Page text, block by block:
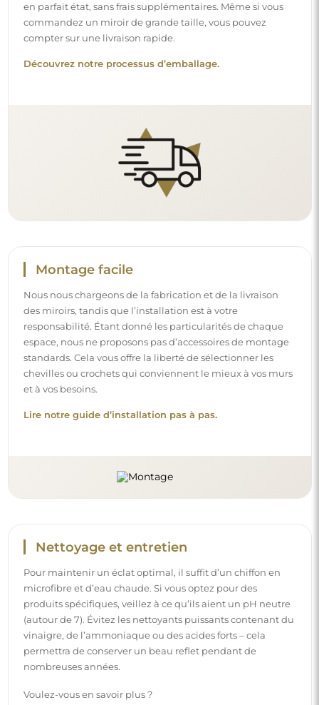
en parfait état, sans frais supplémentaires. Même si vous
commandez un miroir de grande taille, vous pouvez
compter sur une livraison rapide.
Découvrez notre processus d’emballage.
Montage facile
Nous nous chargeons de la fabrication et de la livraison
des miroirs, tandis que l’installation est à votre
responsabilité. Étant donné les particularités de chaque
espace, nous ne proposons pas d’accessoires de montage
standards. Cela vous offre la liberté de sélectionner les
chevilles ou crochets qui conviennent le mieux à vos murs
et à vos besoins.
Lire notre guide d’installation pas à pas.
Nettoyage et entretien
Pour maintenir un éclat optimal, il suffit d’un chiffon en
microfibre et d’eau chaude. Si vous optez pour des
produits spécifiques, veillez à ce qu’ils aient un pH neutre
(autour de 7). Évitez les nettoyants puissants contenant du
vinaigre, de l’ammoniaque ou des acides forts – cela
permettra de conserver un beau reflet pendant de
nombreuses années.
Voulez-vous en savoir plus ?